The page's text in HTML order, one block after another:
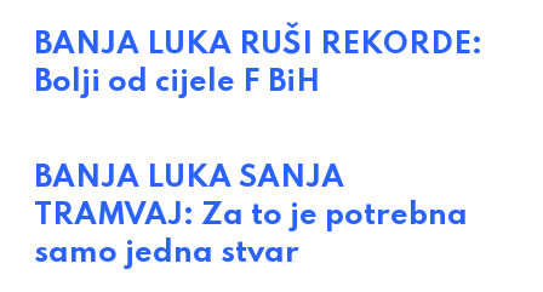
BANJA LUKA RUŠI REKORDE:
Bolji od cijele F BiH
BANJA LUKA SANJA
TRAMVAJ: Za to je potrebna
samo jedna stvar